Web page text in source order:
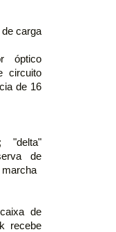
carga
óptico
circuito
de 16
"delta"
de
marcha
de
recebe